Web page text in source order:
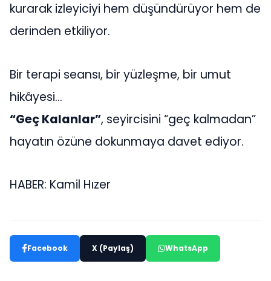
kurarak izleyiciyi hem düşündürüyor hem de
derinden etkiliyor.
Bir terapi seansı, bir yüzleşme, bir umut
hikâyesi…
“Geç Kalanlar”, seyircisini “geç kalmadan”
hayatın özüne dokunmaya davet ediyor.
HABER: Kamil Hızer
Facebook X (Paylaş) WhatsApp